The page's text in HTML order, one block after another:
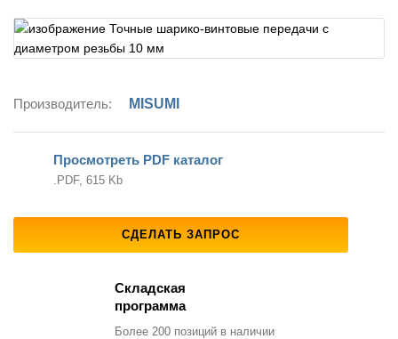
Производитель: MISUMI
Просмотреть PDF каталог
.PDF, 615 Kb
СДЕЛАТЬ ЗАПРОС
Складская
программа
Более 200 позиций в наличии